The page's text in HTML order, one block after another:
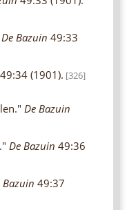
De Bazuin 49:33
49:34 (1901). [326]
De Bazuin
De Bazuin 49:36
Bazuin 49:37